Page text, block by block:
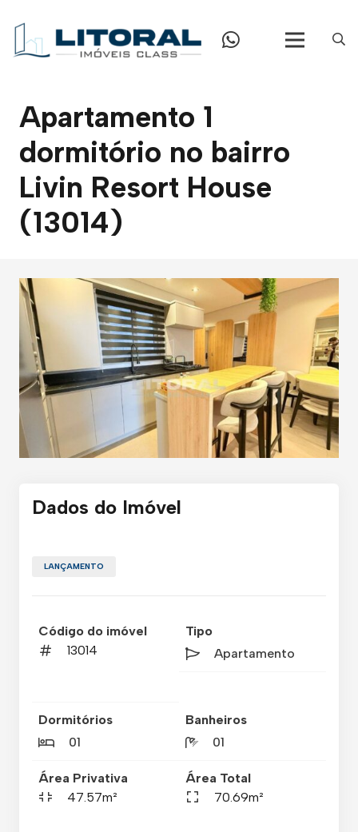
Apartamento 1
dormitório no bairro
Livin Resort House
(13014)
Dados do Imóvel
LANÇAMENTO
Código do imóvel
13014
Tipo
Apartamento
Dormitórios
01
Banheiros
01
Área Privativa
47.57m²
Área Total
70.69m²